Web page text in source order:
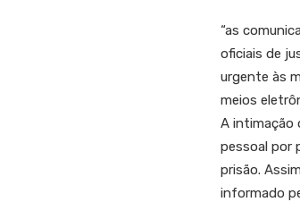
“as
oficiais de
urgente às
meios
A intimação
pessoal por
prisão.
informado